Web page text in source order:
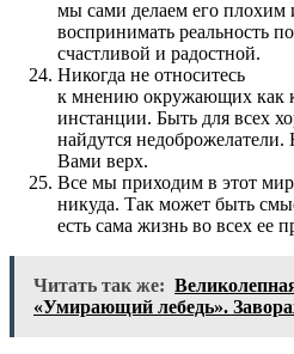
мы сами делаем его плохим
воспринимать реальность
счастливой и радостной.
Никогда не относитесь
к мнению окружающих как
инстанции. Быть для всех
найдутся
Вами верх.
Все мы приходим в этот
никуда. Так может быть
есть сама жизнь во всех ее
Читать так же:
«Умирающий лебедь».